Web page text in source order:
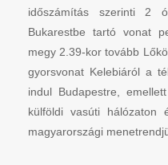
időszámítás szerinti 2
Bukarestbe tartó vonat
megy 2.39-kor tovább
gyorsvonat Kelebiáról a
indul Budapestre,
külföldi vasúti
magyarországi